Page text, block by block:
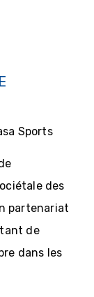
Sports
des
partenariat
de
dans les